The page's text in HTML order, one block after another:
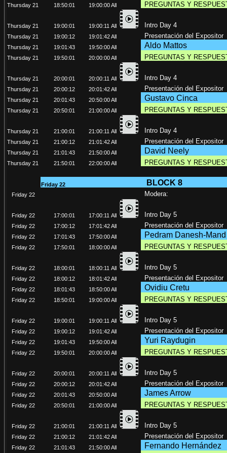
Thursday 21 18:50:01 19:00:00All PREGUNTAS Y
Thursday 21 19:00:01 19:00:11 All Intro Day 4
Thursday 21 19:00:12 19:01:42All Presentación del Expositor
Thursday 21 19:01:43 19:50:00All Aldo Mattos
Thursday 21 19:50:01 20:00:00All PREGUNTAS Y
Thursday 21 20:00:01 20:00:11 All Intro Day 4
Thursday 21 20:00:12 20:01:42All Presentación del Expositor
Thursday 21 20:01:43 20:50:00All Gustavo Cinca
Thursday 21 20:50:01 21:00:00All PREGUNTAS Y
Thursday 21 21:00:01 21:00:11 All Intro Day 4
Thursday 21 21:00:12 21:01:42All Presentación del Expositor
Thursday 21 21:01:43 21:50:00All David Neely
Thursday 21 21:50:01 22:00:00All PREGUNTAS Y
Friday 22 BLOCK 8
Friday 22 Modera:
Friday 22 17:00:01 17:00:11 All Intro Day 5
Friday 22 17:00:12 17:01:42All Presentación del Expositor
Friday 22 17:01:43 17:50:00All Pedram Danesh-Mand
Friday 22 17:50:01 18:00:00All PREGUNTAS Y
Friday 22 18:00:01 18:00:11 All Intro Day 5
Friday 22 18:00:12 18:01:42All Presentación del Expositor
Friday 22 18:01:43 18:50:00All Ovidiu Cretu
Friday 22 18:50:01 19:00:00All PREGUNTAS Y
Friday 22 19:00:01 19:00:11 All Intro Day 5
Friday 22 19:00:12 19:01:42All Presentación del Expositor
Friday 22 19:01:43 19:50:00All Yuri Raydugin
Friday 22 19:50:01 20:00:00All PREGUNTAS Y
Friday 22 20:00:01 20:00:11 All Intro Day 5
Friday 22 20:00:12 20:01:42All Presentación del Expositor
Friday 22 20:01:43 20:50:00All James Arrow
Friday 22 20:50:01 21:00:00All PREGUNTAS Y
Friday 22 21:00:01 21:00:11 All Intro Day 5
Friday 22 21:00:12 21:01:42All Presentación del Expositor
Friday 22 21:01:43 21:50:00All Fernando Hernández